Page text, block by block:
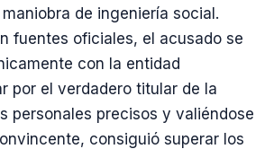
de ingeniería social.
fuentes oficiales, el acusado se
con la entidad
por el verdadero titular de la
personales precisos y valiéndose
consiguió superar los